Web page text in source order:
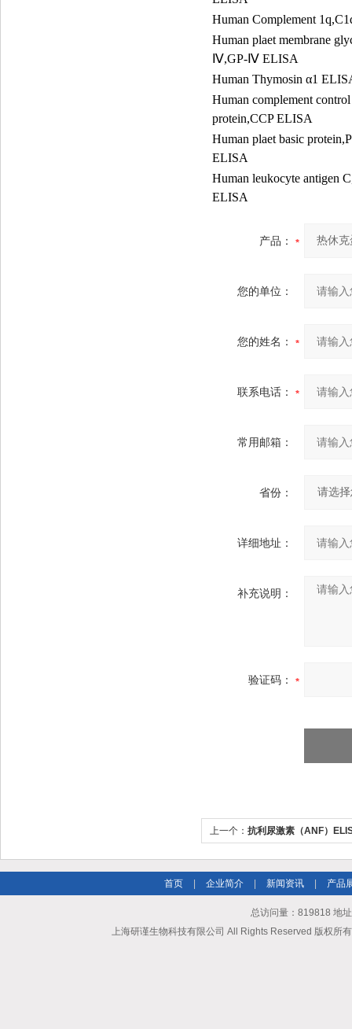
Human Complement
Human plaet membrane
Ⅳ,GP- Ⅳ ELISA
Human Thymosin α1
Human complement control
protein,CCP ELISA
Human plaet basic
ELISA
Human leukocyte antigen
ELISA
产品：
您的单位：
您的姓名：
联系电话：
常用邮箱：
省份：
详细地址：
补充说明：
验证码：
上一个： 抗利尿激素（ANF）
首页 企业简介 新闻资讯 产品
总访问量：819818 地
上海研谨生物科技有限公司 All Rights Reserved 版权所